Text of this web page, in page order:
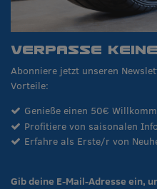
VERPASSE
Abonniere jetzt unseren
Vorteile:
Genieße einen 50€
Profitiere von saisonalen
Erfahre als Erste/r von
Gib deine E-Mail-Adresse ein,